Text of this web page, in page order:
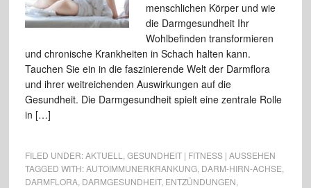
menschlichen Körper und wie
die Darmgesundheit Ihr
Wohlbefinden transformieren
und chronische Krankheiten in Schach halten kann.
Tauchen Sie ein in die faszinierende Welt der Darmflora
und ihrer weitreichenden Auswirkungen auf die
Gesundheit. Die Darmgesundheit spielt eine zentrale Rolle
in […]
FILED UNDER:AKTUELL
GESUNDHEIT | FITNESS | AUSSEHEN
TAGGED WITH:AUTOIMMUNERKRANKUNG, DARM-HIRN-ACHSE
DARMFLORA, DARMGESUNDHEIT, ENTZÜNDUNGEN